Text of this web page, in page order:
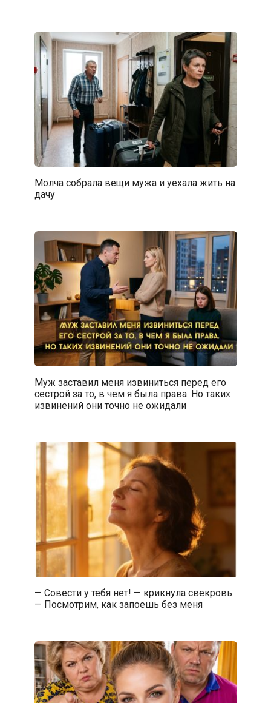
Молча собрала вещи мужа и уехала жить на
дачу
Муж заставил меня извиниться перед его
сестрой за то, в чем я была права. Но таких
извинений они точно не ожидали
— Совести у тебя нет! — крикнула свекровь.
— Посмотрим, как запоешь без меня